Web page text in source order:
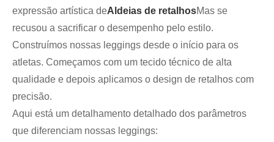
expressão artística deAldeias de retalhosMas se
recusou a sacrificar o desempenho pelo estilo.
Construímos nossas leggings desde o início para os
atletas. Começamos com um tecido técnico de alta
qualidade e depois aplicamos o design de retalhos com
precisão.
Aqui está um detalhamento detalhado dos parâmetros
que diferenciam nossas leggings: